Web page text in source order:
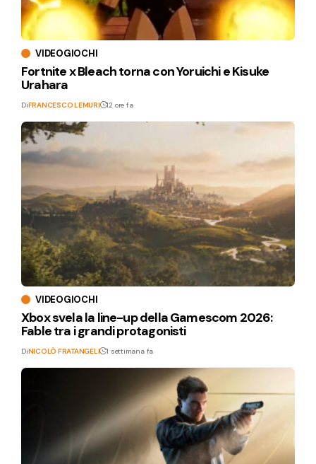
VIDEOGIOCHI
Fortnite x Bleach torna con Yoruichi e Kisuke
Urahara
DiFRANCESCO LEMURI 12 ore fa
VIDEOGIOCHI
Xbox svela la line-up della Gamescom 2026:
Fable tra i grandi protagonisti
DiNICOLÒ FRATANGELI 1 settimana fa